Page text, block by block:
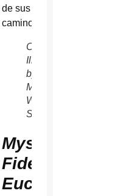
de sus
caminos.
Composite
Illustration
by
Mick
Welsh/CATHOLIC
SUN
Mysterium
Fidei;
Eucharistia